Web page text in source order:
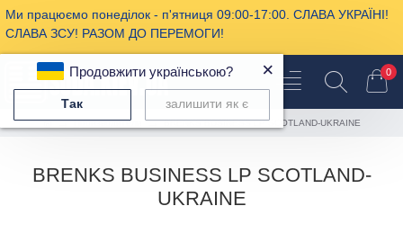
Ми працюємо понеділок - п'ятниця 09:00-17:00. СЛАВА УКРАЇНІ!
СЛАВА ЗСУ! РАЗОМ ДО ПЕРЕМОГИ!
0
Производители BRENKS BUSINESS LP SCOTLAND-UKRAINE
BRENKS BUSINESS LP SCOTLAND-
UKRAINE
Продовжити українською? ×
Так залишити як є